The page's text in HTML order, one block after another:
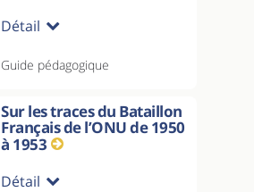
Détail
Guide pédagogique
Sur les traces du Bataillon
Français de l’ONU de 1950
à 1953
Détail